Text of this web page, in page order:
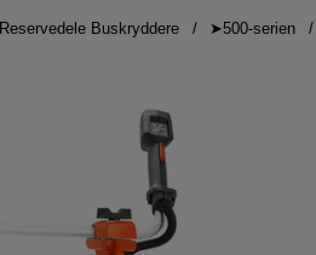
Reservedele Buskryddere ➤500-serien